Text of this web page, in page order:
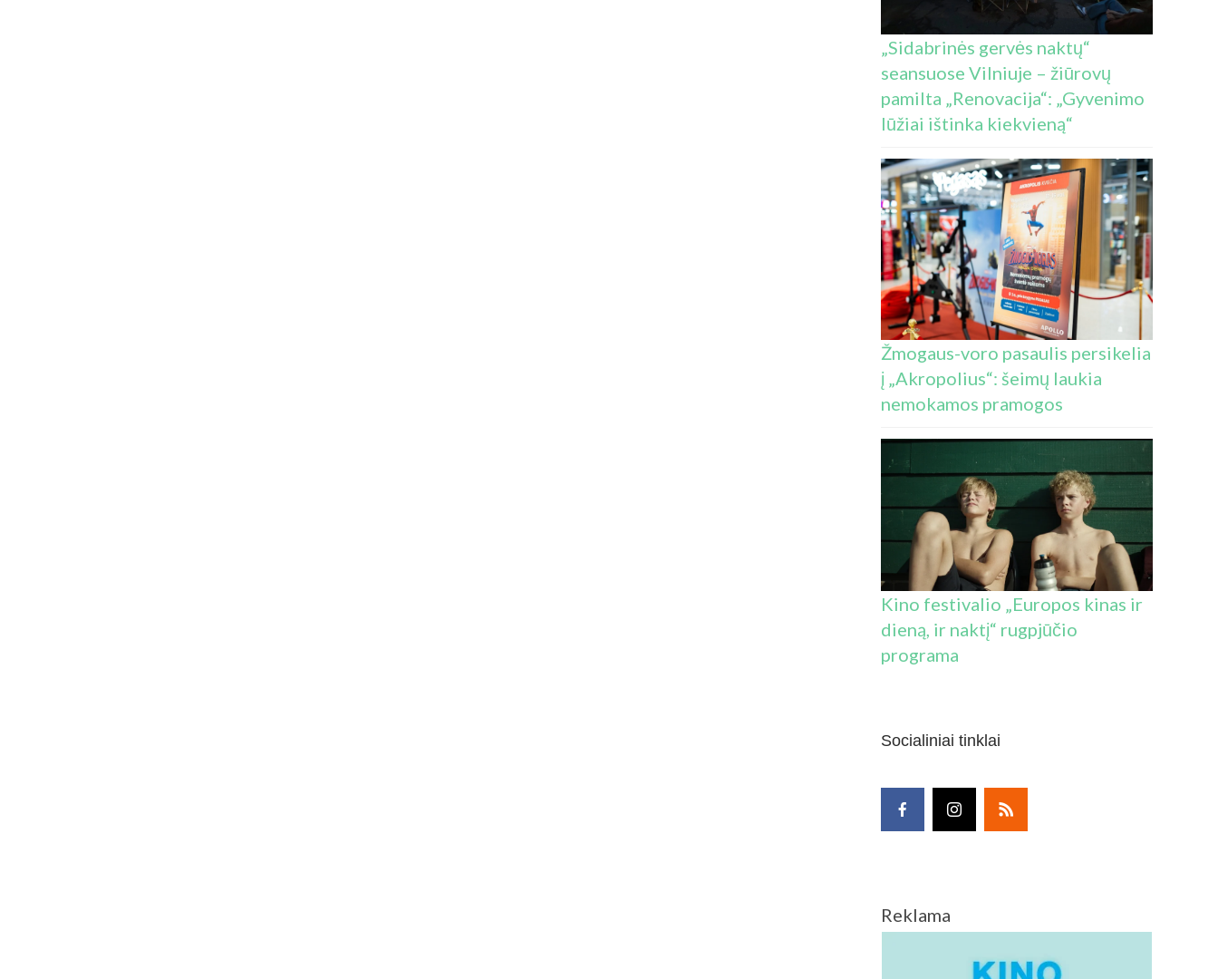
„Sidabrinės gervės naktų“
seansuose Vilniuje – žiūrovų
pamilta „Renovacija“: „Gyvenimo
lūžiai ištinka kiekvieną“
Žmogaus-voro pasaulis persikelia
į „Akropolius“: šeimų laukia
nemokamos pramogos
Kino festivalio „Europos kinas ir
dieną, ir naktį“ rugpjūčio
programa
Socialiniai tinklai
Reklama